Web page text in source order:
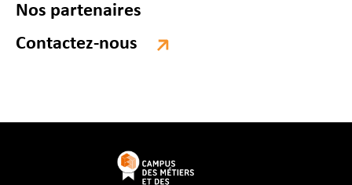
Nos partenaires
Contactez-nous